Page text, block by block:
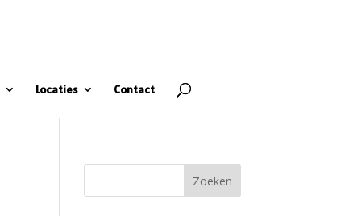
Locaties Contact
Zoeken